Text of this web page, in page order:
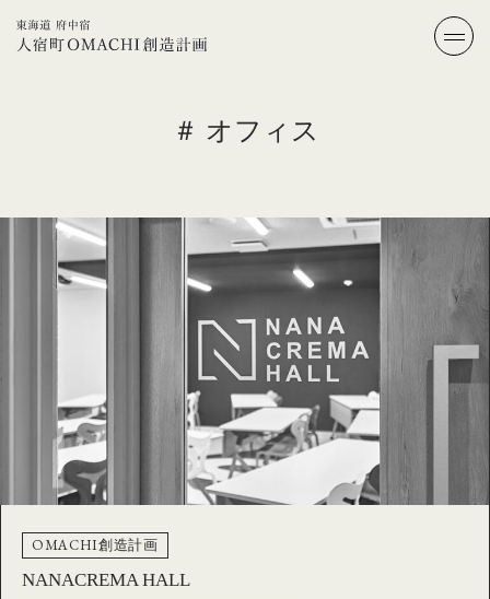
＃ オフィス
OMACHI創造計画
NANACREMA HALL